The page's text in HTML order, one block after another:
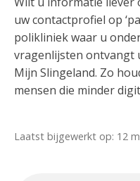
uw contactprofiel op
polikliniek waar u
vragenlijsten ontvangt
Mijn Slingeland. Zo
mensen die minder
Laatst bijgewerkt op: 12